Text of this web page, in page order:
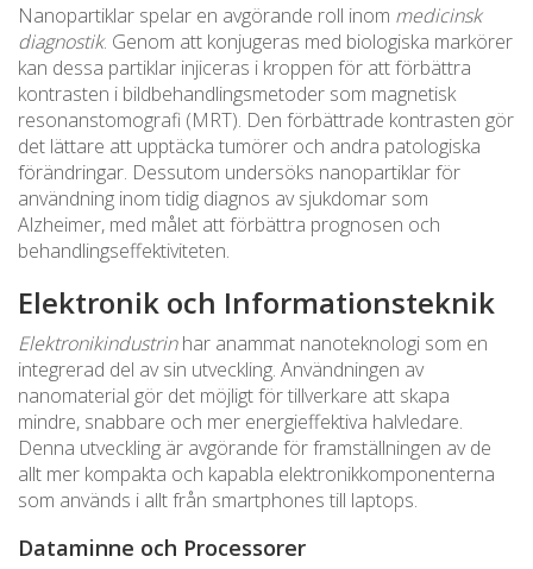
Nanopartiklar spelar en avgörande roll inom medicinsk
diagnostik. Genom att konjugeras med biologiska markörer
kan dessa partiklar injiceras i kroppen för att förbättra
kontrasten i bildbehandlingsmetoder som magnetisk
resonanstomografi (MRT). Den förbättrade kontrasten gör
det lättare att upptäcka tumörer och andra patologiska
förändringar. Dessutom undersöks nanopartiklar för
användning inom tidig diagnos av sjukdomar som
Alzheimer, med målet att förbättra prognosen och
behandlingseffektiviteten.
Elektronik och Informationsteknik
Elektronikindustrinhar anammat nanoteknologi som en
integrerad del av sin utveckling. Användningen av
nanomaterial gör det möjligt för tillverkare att skapa
mindre, snabbare och mer energieffektiva halvledare.
Denna utveckling är avgörande för framställningen av de
allt mer kompakta och kapabla elektronikkomponenterna
som används i allt från smartphones till laptops.
Dataminne och Processorer